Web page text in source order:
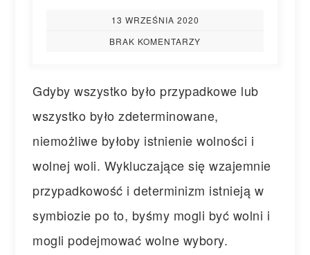
13 WRZEŚNIA 2020
BRAK KOMENTARZY
Gdyby wszystko było przypadkowe lub
wszystko było zdeterminowane,
niemożliwe byłoby istnienie wolności i
wolnej woli. Wykluczające się wzajemnie
przypadkowość i determinizm istnieją w
symbiozie po to, byśmy mogli być wolni i
mogli podejmować wolne wybory.